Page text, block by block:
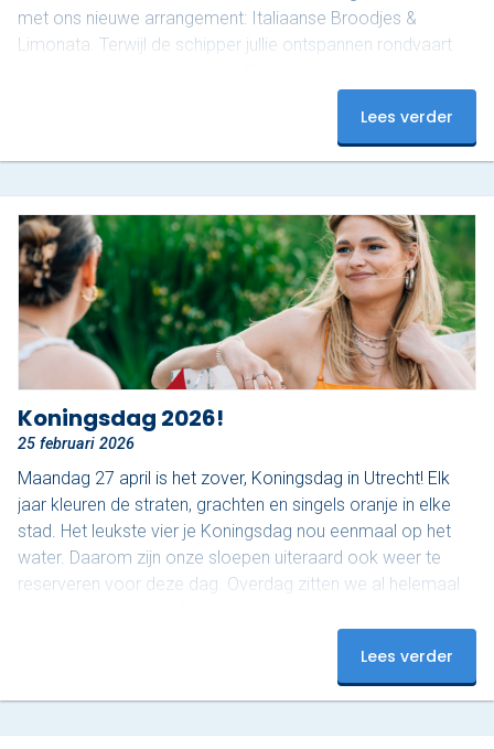
met ons nieuwe arrangement: Italiaanse Broodjes &
Limonata. Terwijl de schipper jullie ontspannen rondvaart
belegde Italiaanse broodjes, ook wel ‘schiacciata’
genoemd, van Nonna Rosa, geserveerd met gekoelde San
Pellegrino Limonata. Nonna Rosa staat bekend om
schiacciata wordt bereid volgens een…
Lees verder
Koningsdag 2026!
25 februari 2026
Maandag 27 april is het zover, Koningsdag in Utrecht! Elk
jaar kleuren de straten, grachten en singels oranje in elke
stad. Het leukste vier je Koningsdag nou eenmaal op het
water. Daarom zijn onze sloepen uiteraard ook weer te
reserveren voor deze dag. Overdag zitten we al helemaal
plekjes vrij! Op dit moment hebben we nog 3 sloepen
beschikbaar van 18:00 tot 20:00. Onze luxe sloepen zijn
Lees verder